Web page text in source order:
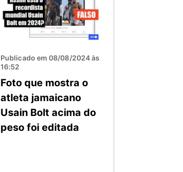
Publicado em 08/08/2024 às
16:52
Foto que mostra o
atleta jamaicano
Usain Bolt acima do
peso foi editada